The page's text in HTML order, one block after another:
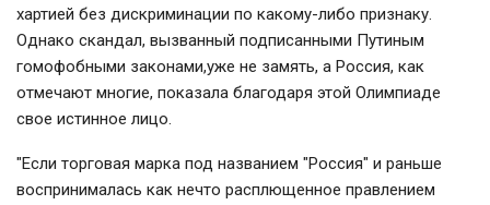
хартией без дискриминации по какому-либо признаку.
Однако скандал, вызванный подписанными Путиным
гомофобными законами,уже не замять, а Россия, как
отмечают многие, показала благодаря этой Олимпиаде
свое истинное лицо.
"Если торговая марка под названием "Россия" и раньше
воспринималась как нечто расплющенное правлением